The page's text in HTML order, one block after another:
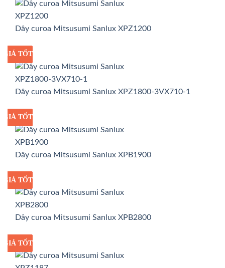
Dây curoa Mitsusumi Sanlux XPZ1200
GIÁ SỈ
GIÁ TỐT
Dây curoa Mitsusumi Sanlux XPZ1800-3VX710-1
GIÁ SỈ
GIÁ TỐT
Dây curoa Mitsusumi Sanlux XPB1900
GIÁ SỈ
GIÁ TỐT
Dây curoa Mitsusumi Sanlux XPB2800
GIÁ SỈ
GIÁ TỐT